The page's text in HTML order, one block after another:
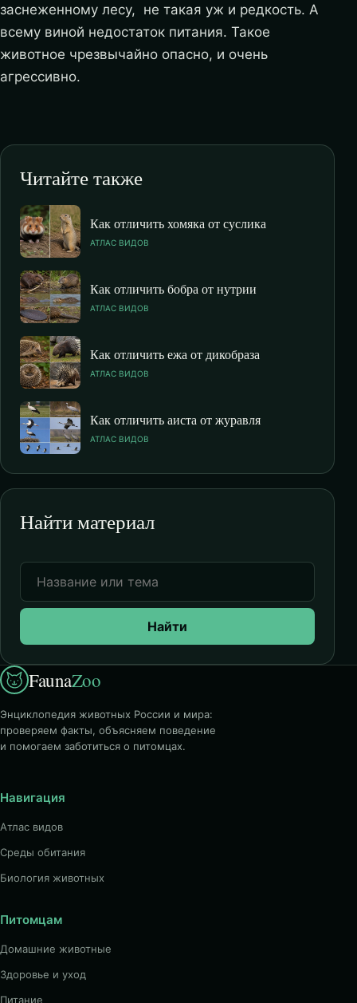
заснеженному лесу, не такая уж и редкость. А
всему виной недостаток питания. Такое
животное чрезвычайно опасно, и очень
агрессивно.
Читайте также
Как отличить хомяка от суслика
АТЛАС ВИДОВ
Как отличить бобра от нутрии
АТЛАС ВИДОВ
Как отличить ежа от дикобраза
АТЛАС ВИДОВ
Как отличить аиста от журавля
АТЛАС ВИДОВ
Найти материал
Найти
FaunaZoo
Энциклопедия животных России и мира:
проверяем факты, объясняем поведение
и помогаем заботиться о питомцах.
Навигация
Атлас видов
Среды обитания
Биология животных
Питомцам
Домашние животные
Здоровье и уход
Питание